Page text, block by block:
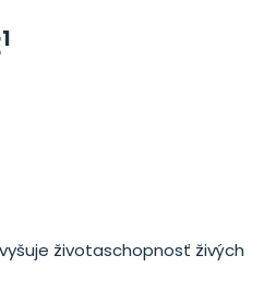
1
životaschopnosť živých